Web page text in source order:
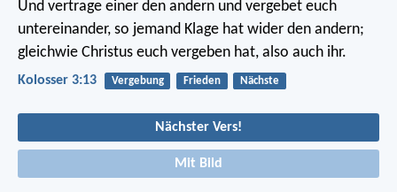
Und vertrage einer den andern und vergebet euch
untereinander, so jemand Klage hat wider den andern;
gleichwie Christus euch vergeben hat, also auch ihr.
Kolosser 3:13 Vergebung Frieden Nächste
Nächster Vers!
Mit Bild